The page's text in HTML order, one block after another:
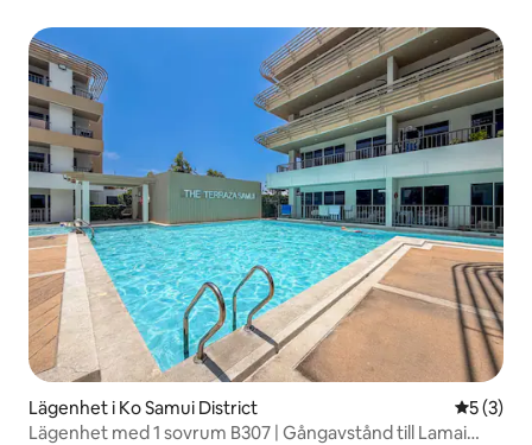
Lägenhet i Ko Samui District 5 av 5 i
5 (3)
Lägenhet med 1 sovrum B307 | Gångavstånd till Lamai